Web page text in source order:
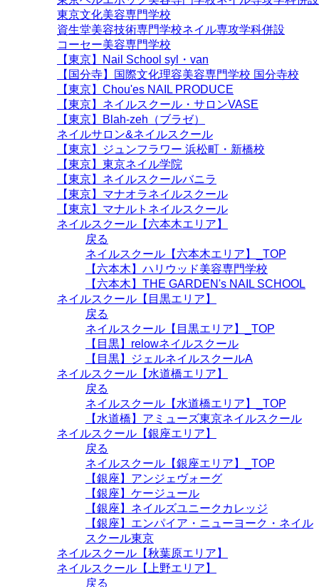
東京文化美容専門学校
資生堂美容技術専門学校ネイル専攻学科併設
コーセー美容専門学校
【東京】Nail School syl・van
【国分寺】国際文化理容美容専門学校 国分寺校
【東京】Chou'es NAIL PRODUCE
【東京】ネイルスクール・サロンVASE
【東京】Blah-zeh（ブラゼ）
ネイルサロン&ネイルスクール
【東京】ジュンフラワー 浜松町・新橋校
【東京】東京ネイル学院
【東京】ネイルスクールバニラ
【東京】マナオラネイルスクール
【東京】マナルトネイルスクール
ネイルスクール【六本木エリア】
戻る
ネイルスクール【六本木エリア】_TOP
【六本木】ハリウッド美容専門学校
【六本木】THE GARDEN's NAIL SCHOOL
ネイルスクール【目黒エリア】
戻る
ネイルスクール【目黒エリア】_TOP
【目黒】relowネイルスクール
【目黒】ジェルネイルスクールA
ネイルスクール【水道橋エリア】
戻る
ネイルスクール【水道橋エリア】_TOP
【水道橋】アミューズ東京ネイルスクール
ネイルスクール【銀座エリア】
戻る
ネイルスクール【銀座エリア】_TOP
【銀座】アンジェヴォーグ
【銀座】ケージュール
【銀座】ネイルズユニークカレッジ
【銀座】エンパイア・ニューヨーク・ネイル
スクール東京
ネイルスクール【秋葉原エリア】
ネイルスクール【上野エリア】
戻る